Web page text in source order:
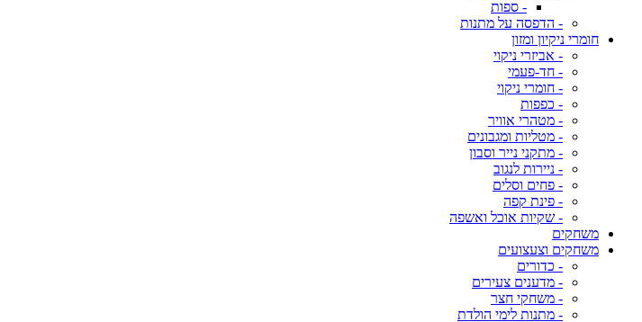
- ספות
- הדפסה על מתנות
חומרי ניקיון ומזון
- אביזרי ניקוי
- חד-פעמי
- חומרי ניקוי
- כפפות
- מטהרי אוויר
- מטליות ומגבונים
- מתקני נייר וסבון
- ניירות לנגוב
- פחים וסלים
- פינת קפה
- שקיות אוכל ואשפה
משחקים
משחקים וצעצועים
- כדורים
- מדענים צעירים
- משחקי חצר
- מתנות לימי הולדת